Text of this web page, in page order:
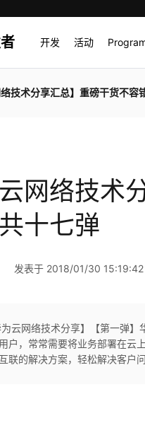
开发 活动
术分享汇总】重磅干货不容错过！共十七
云网络技术
十七弹
发表于 2018/01/30 15:19:42
为云网络技术分享】【第一弹
户，常常需要将业务部署在云
联的解决方案，轻松解决客户问